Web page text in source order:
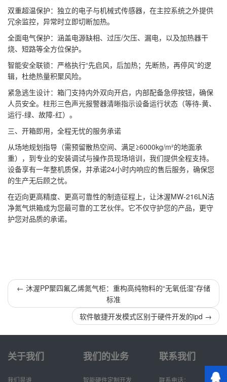
双重超温保护：独立的电子与机械式传感器，在主控系统之外提供
冗余监控，异常时立即切断加热。
全面电气保护：涵盖电源缺相、过压/欠压、漏电，以及加热器干
烧、短路等全方位保护。
智能安全联锁：严格执行“先启风，后加热；先断热，再停风”的逻
辑，杜绝热量积聚风险。
紧急逃生设计：箱门支持内外双向开启，内部配备急停按钮，确保
人员安全。柱形三色声光报警器清晰指示设备运行状态（等待-黄、
运行-绿、故障-红）。
三、开箱即用，全程无忧的服务承诺
从场地规划指导（需预留散热空间、满足≥6000kg/m²的地面承
重），到专业的安装调试与操作员现场培训，我们提供全程支持。
设备享有一年整机质保，并承诺24小时内响应的售后服务，确保您
的生产无后顾之忧。
在迈向更高精度、更高可靠性的制造征程上，让沐渥MW-216LN洁
净氮气烘箱成为您最可靠的工艺伙伴。它不仅守护您的产品，更守
护您对品质的承诺。
← 沐渥PP聚四氟乙烯氮气柜：重构高纯物料的“无氧低湿”存储
标准
软件敏捷开发模式区别于硬件开发的ipd →
关于我们
我们是谁
我们的业务
智能硬件定制开发
联系我们
联系电话：